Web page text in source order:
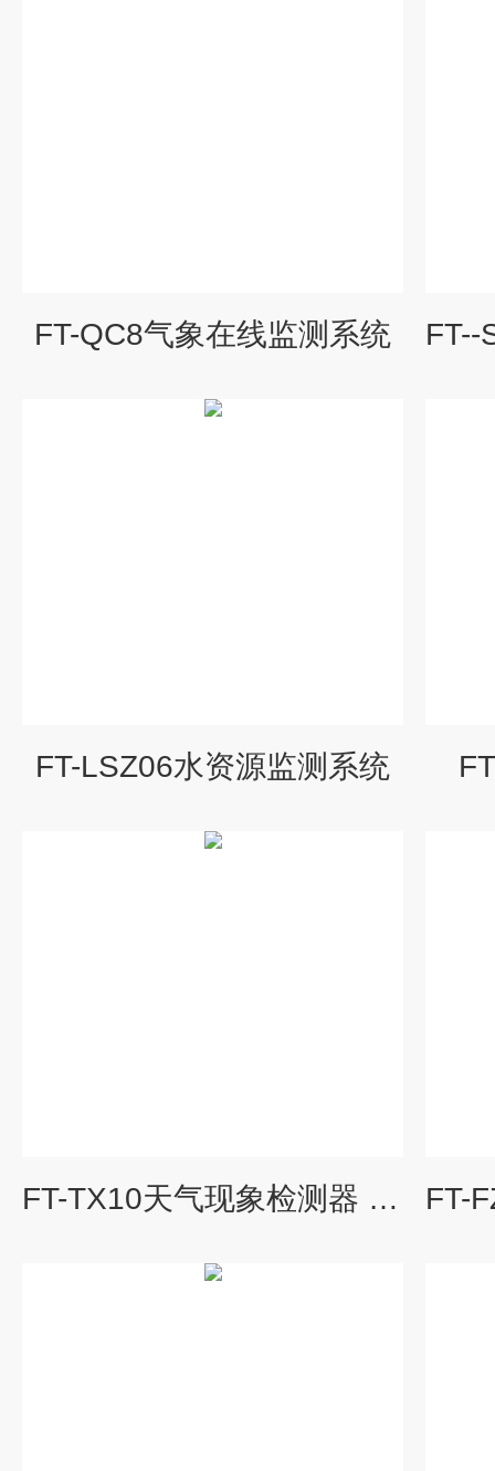
FT-QC8气象在线监测系统
FT-LSZ06水资源监测系统
FT-TX10天气现象检测器 电源IC